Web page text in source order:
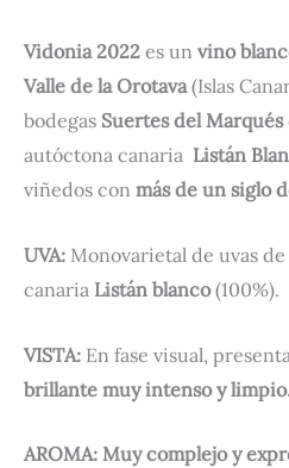
Vidonia 2022 es un vino
Valle de la Orotava(Islas
bodegas Suertes del Marqués
autóctona canaria Listán
viñedos con más de un siglo
UVA: Monovarietal de uvas
canaria Listán blanco(100%).
VISTA: En fase visual,
brillante muy intenso y
AROMA: Muy complejo y